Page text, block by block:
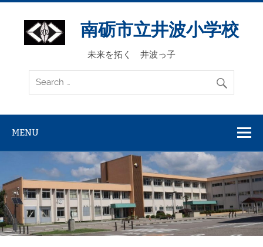
Skip
content
南砺市立井波小学校
未来を拓く 井波っ子
MENU